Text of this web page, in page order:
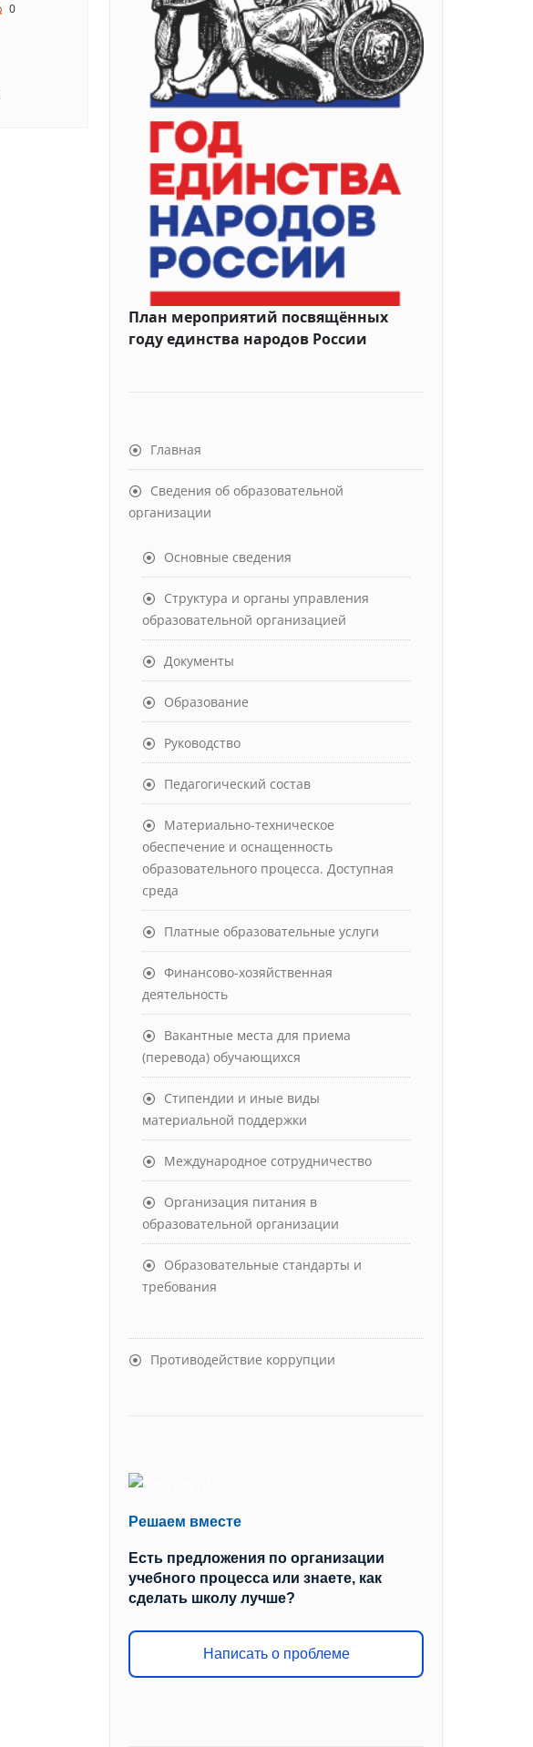
0
План мероприятий посвящённых
году единства народов России
Главная
Сведения об образовательной
организации
Основные сведения
Структура и органы управления
образовательной организацией
Документы
Образование
Руководство
Педагогический состав
Материально-техническое
обеспечение и оснащенность
образовательного процесса. Доступная
среда
Платные образовательные услуги
Финансово-хозяйственная
деятельность
Вакантные места для приема
(перевода) обучающихся
Стипендии и иные виды
материальной поддержки
Международное сотрудничество
Организация питания в
образовательной организации
Образовательные стандарты и
требования
Противодействие коррупции
Решаем вместе
Есть предложения по организации
учебного процесса или знаете, как
сделать школу лучше?
Написать о проблеме